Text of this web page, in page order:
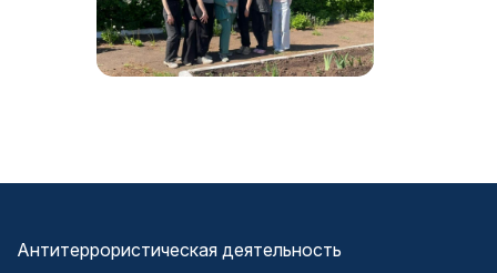
Антитеррористическая деятельность